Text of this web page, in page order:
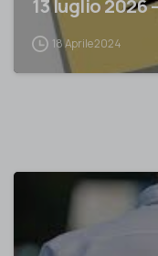
13 luglio 2026
18 Aprile 2024